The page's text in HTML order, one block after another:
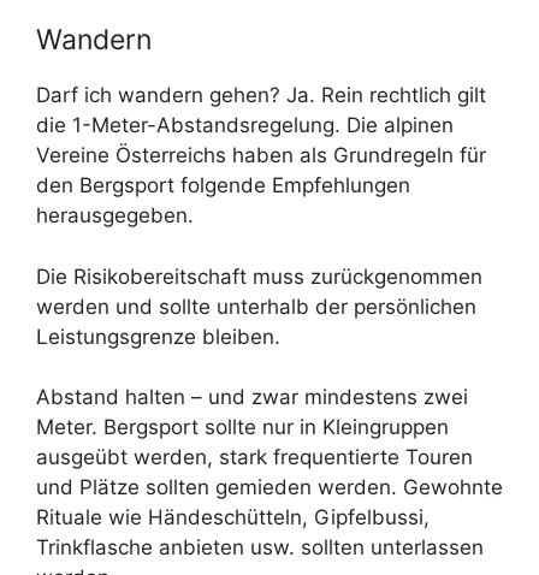
Wandern
Darf ich wandern gehen? Ja. Rein rechtlich gilt
die 1-Meter-Abstandsregelung. Die alpinen
Vereine Österreichs haben als Grundregeln für
den Bergsport folgende Empfehlungen
herausgegeben.
Die Risikobereitschaft muss zurückgenommen
werden und sollte unterhalb der persönlichen
Leistungsgrenze bleiben.
Abstand halten – und zwar mindestens zwei
Meter. Bergsport sollte nur in Kleingruppen
ausgeübt werden, stark frequentierte Touren
und Plätze sollten gemieden werden. Gewohnte
Rituale wie Händeschütteln, Gipfelbussi,
Trinkflasche anbieten usw. sollten unterlassen